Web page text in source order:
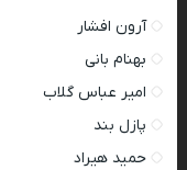
آرون افشار
بهنام بانی
امیر عباس گلاب
پازل بند
حمید هیراد